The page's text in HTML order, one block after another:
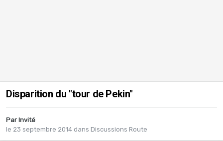
Disparition du "tour de Pekin"
Par Invité
le 23 septembre 2014 dans Discussions Route